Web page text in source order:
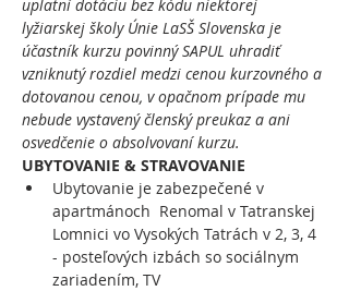
uplatní dotáciu bez kódu niektorej
lyžiarskej školy Únie LaSŠ Slovenska je
účastník kurzu povinný SAPUL uhradiť
vzniknutý rozdiel medzi cenou kurzovného a
dotovanou cenou, v opačnom prípade mu
nebude vystavený členský preukaz a ani
osvedčenie o absolvovaní kurzu.
UBYTOVANIE & STRAVOVANIE
Ubytovanie je zabezpečené v
apartmánoch  Renomal v Tatranskej
Lomnici vo Vysokých Tatrách v 2, 3, 4
- posteľových izbách so sociálnym
zariadením, TV